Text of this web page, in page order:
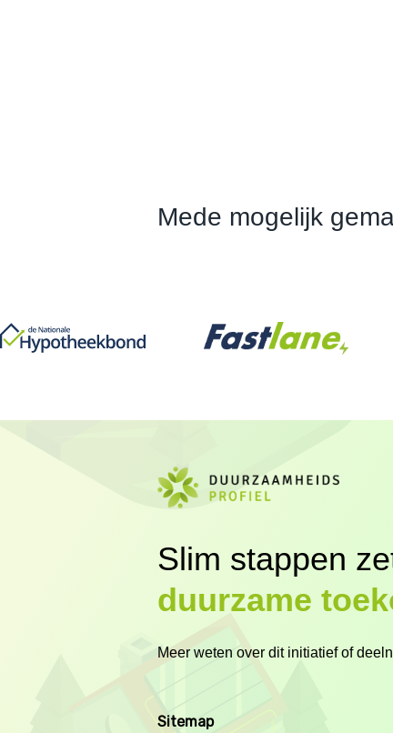
Mede mogelijk
Slim stappen
duurzame
Meer weten over dit initiatief of
Sitemap